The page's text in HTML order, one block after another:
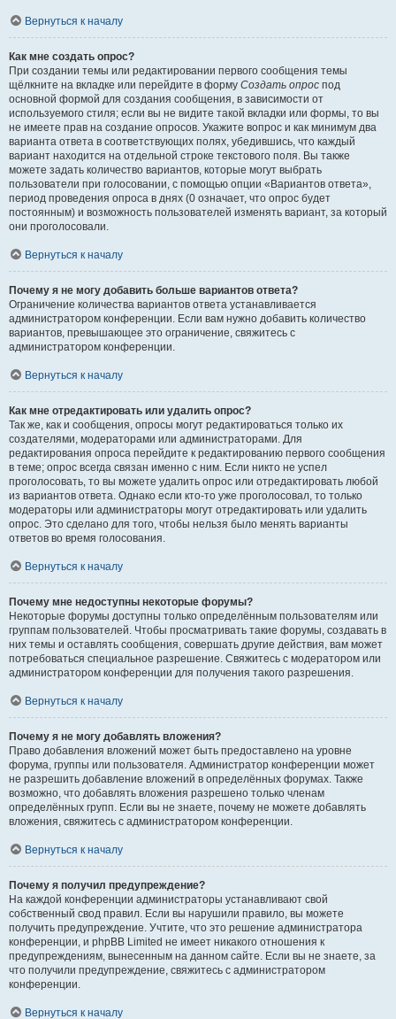
Вернуться к началу
Как мне создать опрос?
При создании темы или редактировании первого сообщения темы
щёлкните на вкладке или перейдите в форму Создать опрос под
основной формой для создания сообщения, в зависимости от
используемого стиля; если вы не видите такой вкладки или формы, то вы
не имеете прав на создание опросов. Укажите вопрос и как минимум два
варианта ответа в соответствующих полях, убедившись, что каждый
вариант находится на отдельной строке текстового поля. Вы также
можете задать количество вариантов, которые могут выбрать
пользователи при голосовании, с помощью опции «Вариантов ответа»,
период проведения опроса в днях (0 означает, что опрос будет
постоянным) и возможность пользователей изменять вариант, за который
они проголосовали.
Вернуться к началу
Почему я не могу добавить больше вариантов ответа?
Ограничение количества вариантов ответа устанавливается
администратором конференции. Если вам нужно добавить количество
вариантов, превышающее это ограничение, свяжитесь с
администратором конференции.
Вернуться к началу
Как мне отредактировать или удалить опрос?
Так же, как и сообщения, опросы могут редактироваться только их
создателями, модераторами или администраторами. Для
редактирования опроса перейдите к редактированию первого сообщения
в теме; опрос всегда связан именно с ним. Если никто не успел
проголосовать, то вы можете удалить опрос или отредактировать любой
из вариантов ответа. Однако если кто-то уже проголосовал, то только
модераторы или администраторы могут отредактировать или удалить
опрос. Это сделано для того, чтобы нельзя было менять варианты
ответов во время голосования.
Вернуться к началу
Почему мне недоступны некоторые форумы?
Некоторые форумы доступны только определённым пользователям или
группам пользователей. Чтобы просматривать такие форумы, создавать в
них темы и оставлять сообщения, совершать другие действия, вам может
потребоваться специальное разрешение. Свяжитесь с модератором или
администратором конференции для получения такого разрешения.
Вернуться к началу
Почему я не могу добавлять вложения?
Право добавления вложений может быть предоставлено на уровне
форума, группы или пользователя. Администратор конференции может
не разрешить добавление вложений в определённых форумах. Также
возможно, что добавлять вложения разрешено только членам
определённых групп. Если вы не знаете, почему не можете добавлять
вложения, свяжитесь с администратором конференции.
Вернуться к началу
Почему я получил предупреждение?
На каждой конференции администраторы устанавливают свой
собственный свод правил. Если вы нарушили правило, вы можете
получить предупреждение. Учтите, что это решение администратора
конференции, и phpBB Limited не имеет никакого отношения к
предупреждениям, вынесенным на данном сайте. Если вы не знаете, за
что получили предупреждение, свяжитесь с администратором
конференции.
Вернуться к началу